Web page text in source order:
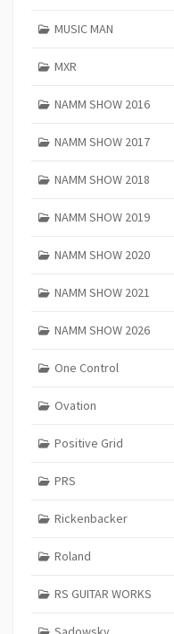
MUSIC MAN
MXR
NAMM SHOW 2016
NAMM SHOW 2017
NAMM SHOW 2018
NAMM SHOW 2019
NAMM SHOW 2020
NAMM SHOW 2021
NAMM SHOW 2026
One Control
Ovation
Positive Grid
PRS
Rickenbacker
Roland
RS GUITAR WORKS